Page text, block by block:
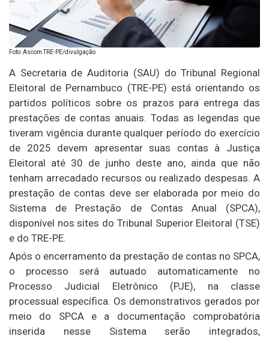
Foto: Ascom TRE-PE/divulgação
A Secretaria de Auditoria (SAU) do Tribunal Regional
Eleitoral de Pernambuco (TRE-PE) está orientando os
partidos políticos sobre os prazos para entrega das
prestações de contas anuais. Todas as legendas que
tiveram vigência durante qualquer período do exercício
de 2025 devem apresentar suas contas à Justiça
Eleitoral até 30 de junho deste ano, ainda que não
tenham arrecadado recursos ou realizado despesas. A
prestação de contas deve ser elaborada por meio do
Sistema de Prestação de Contas Anual (SPCA),
disponível nos sites do Tribunal Superior Eleitoral (TSE)
e do TRE-PE.
Após o encerramento da prestação de contas no SPCA,
o processo será autuado automaticamente no
Processo Judicial Eletrônico (PJE), na classe
processual específica. Os demonstrativos gerados por
meio do SPCA e a documentação comprobatória
inserida nesse Sistema serão integrados,